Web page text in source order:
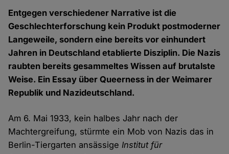
Entgegen verschiedener Narrative ist die
Geschlechterforschung kein Produkt postmoderner
Langeweile, sondern eine bereits vor einhundert
Jahren in Deutschland etablierte Disziplin. Die Nazis
raubten bereits gesammeltes Wissen auf brutalste
Weise. Ein Essay über Queerness in der Weimarer
Republik und Nazideutschland.
Am 6. Mai 1933, kein halbes Jahr nach der
Machtergreifung, stürmte ein Mob von Nazis das in
Berlin-Tiergarten ansässigeInstitut für